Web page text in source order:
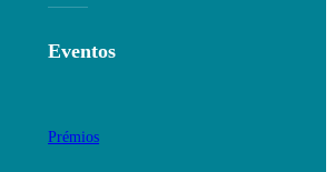
Eventos
Prémios